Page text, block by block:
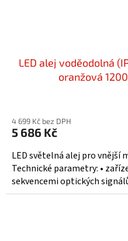
LED alej voděodolná
oranžová
4 699 Kč bez DPH
5 686 Kč
LED světelná alej pro vnější
Technické parametry: •
sekvencemi optických